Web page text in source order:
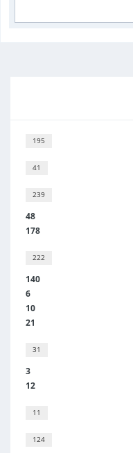
195
41
239
48
178
222
140
6
10
21
31
3
12
11
124